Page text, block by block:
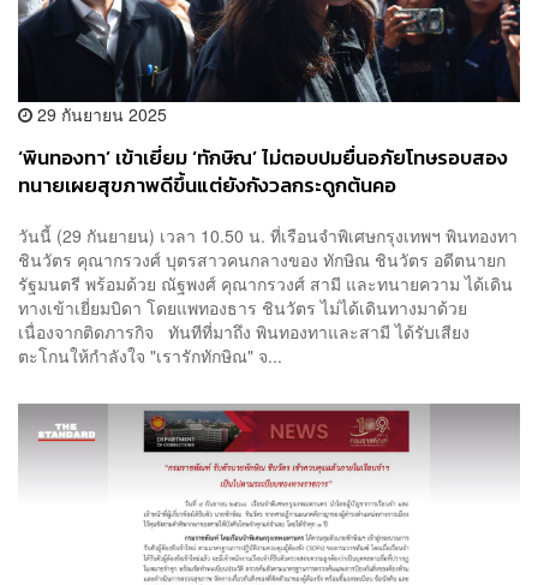
29 กันยายน 2025
‘พินทองทา’ เข้าเยี่ยม ‘ทักษิณ’ ไม่ตอบปมยื่นอภัยโทษรอบสอง
ทนายเผยสุขภาพดีขึ้นแต่ยังกังวลกระดูกต้นคอ
วันนี้ (29 กันยายน) เวลา 10.50 น. ที่เรือนจำพิเศษกรุงเทพฯ พินทองทา
ชินวัตร คุณากรวงศ์ บุตรสาวคนกลางของ ทักษิณ ชินวัตร อดีตนายก
รัฐมนตรี พร้อมด้วย ณัฐพงศ์ คุณากรวงศ์ สามี และทนายความ ได้เดิน
ทางเข้าเยี่ยมบิดา โดยแพทองธาร ชินวัตร ไม่ได้เดินทางมาด้วย
เนื่องจากติดภารกิจ ทันทีที่มาถึง พินทองทาและสามี ได้รับเสียง
ตะโกนให้กำลังใจ "เรารักทักษิณ" จ...